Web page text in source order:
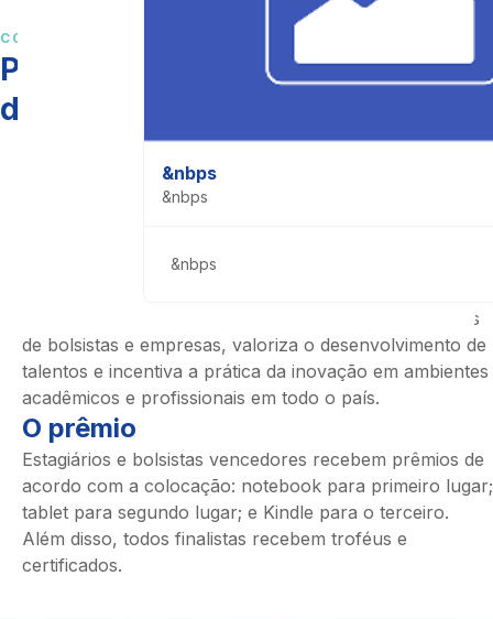
&nbps
&nbps
&nbps
CONHEÇA A PREMIAÇÃO
Projetos inovadores merecem
destaque nacional
Esta categoria do Prêmio IEL reconhece bolsistas que
participam de soluções inovadoras, tutores e
pesquisa, desenvolvimento e inovação (PD&I).
A premiação reconhece e celebra projetos inovadores
de bolsistas e empresas, valoriza o desenvolvimento de
talentos e incentiva a prática da inovação em ambientes
acadêmicos e profissionais em todo o país.
O prêmio
Estagiários e bolsistas vencedores recebem prêmios de
acordo com a colocação: notebook para primeiro lugar;
tablet para segundo lugar; e Kindle para o terceiro.
Além disso, todos finalistas recebem troféus e
certificados.